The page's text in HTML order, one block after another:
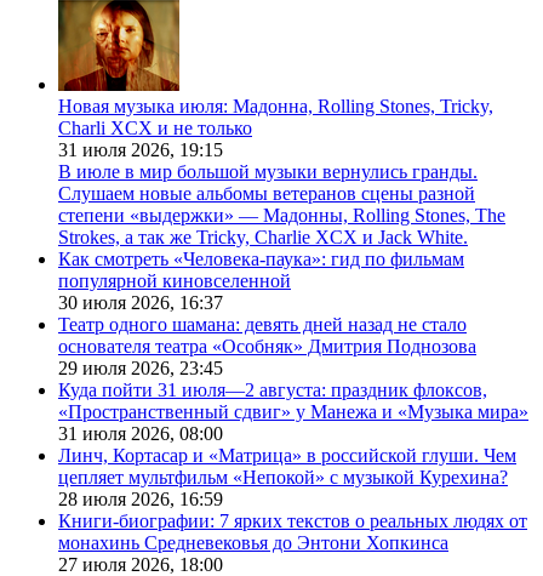
Новая музыка июля: Мадонна, Rolling Stones, Tricky,
Charli XCX и не только
31 июля 2026, 19:15
В июле в мир большой музыки вернулись гранды.
Слушаем новые альбомы ветеранов сцены разной
степени «выдержки» — Мадонны, Rolling Stones, The
Strokes, а так же Tricky, Charlie XCX и Jack White.
Как смотреть «Человека-паука»: гид по фильмам
популярной киновселенной
30 июля 2026, 16:37
Театр одного шамана: девять дней назад не стало
основателя театра «Особняк» Дмитрия Поднозова
29 июля 2026, 23:45
Куда пойти 31 июля—2 августа: праздник флоксов,
«Пространственный сдвиг» у Манежа и «Музыка мира»
31 июля 2026, 08:00
Линч, Кортасар и «Матрица» в российской глуши. Чем
цепляет мультфильм «Непокой» с музыкой Курехина?
28 июля 2026, 16:59
Книги-биографии: 7 ярких текстов о реальных людях от
монахинь Средневековья до Энтони Хопкинса
27 июля 2026, 18:00